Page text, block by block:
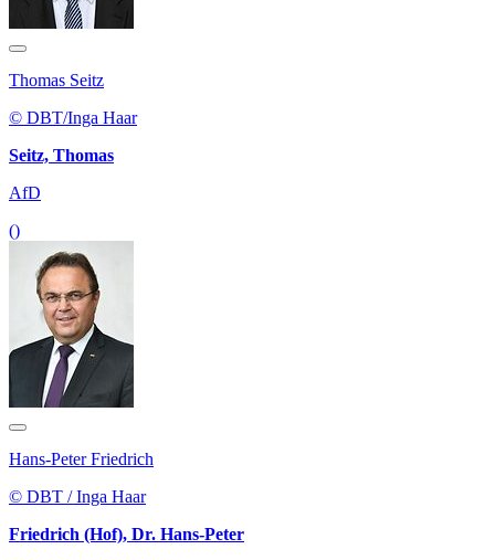
Thomas Seitz
© DBT/Inga Haar
Seitz, Thomas
AfD
()
Hans-Peter Friedrich
© DBT / Inga Haar
Friedrich (Hof), Dr. Hans-Peter